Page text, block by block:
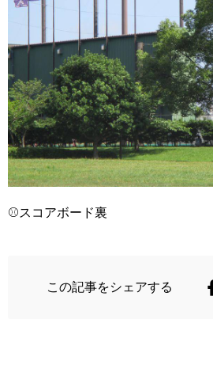
⚾スコアボード裏
この記事をシェアする